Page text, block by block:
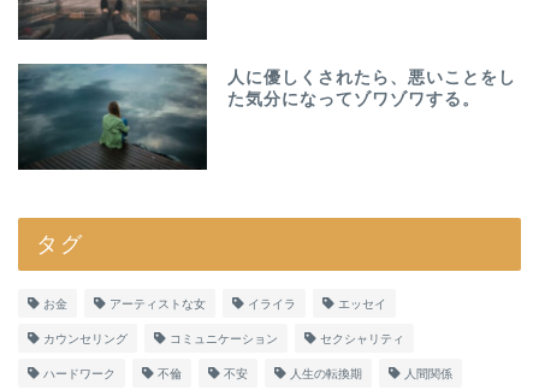
人に優しくされたら、悪いことをし
た気分になってゾワゾワする。
タグ
お金 アーティストな女 イライラ エッセイ
カウンセリング コミュニケーション セクシャリティ
ハードワーク 不倫 不安 人生の転換期 人間関係